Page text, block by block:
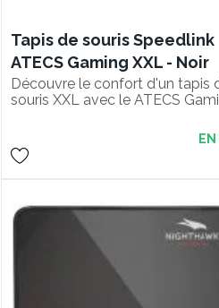
Tapis de souris Speedlink
ATECS Gaming XXL - Noir
Découvre le confort d'un tapis
souris XXL avec le ATECS